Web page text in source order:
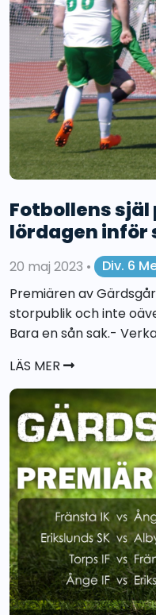
Fotbollens själ
lördagen
20 maj 2023 •
Div. 6
Premiären av
storpublik och inte
Bara en sån sak.-
LÄS MER